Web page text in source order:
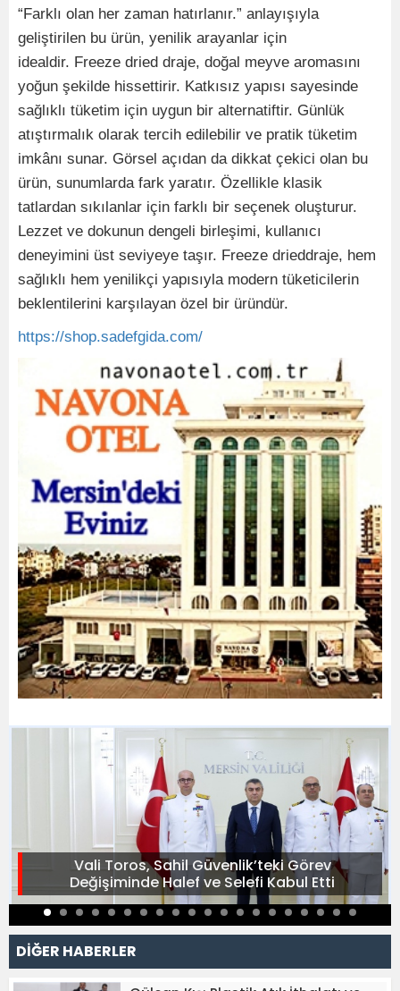
“Farklı olan her zaman hatırlanır.” anlayışıyla
geliştirilen bu ürün, yenilik arayanlar için
idealdir. Freeze dried draje, doğal meyve aromasını
yoğun şekilde hissettirir. Katkısız yapısı sayesinde
sağlıklı tüketim için uygun bir alternatiftir. Günlük
atıştırmalık olarak tercih edilebilir ve pratik tüketim
imkânı sunar. Görsel açıdan da dikkat çekici olan bu
ürün, sunumlarda fark yaratır. Özellikle klasik
tatlardan sıkılanlar için farklı bir seçenek oluşturur.
Lezzet ve dokunun dengeli birleşimi, kullanıcı
deneyimini üst seviyeye taşır. Freeze drieddraje, hem
sağlıklı hem yenilikçi yapısıyla modern tüketicilerin
beklentilerini karşılayan özel bir üründür.
https://shop.sadefgida.com/
Vali Toros, Sahil Güvenlik’teki Görev
Değişiminde Halef ve Selefi Kabul Etti
DİĞER HABERLER